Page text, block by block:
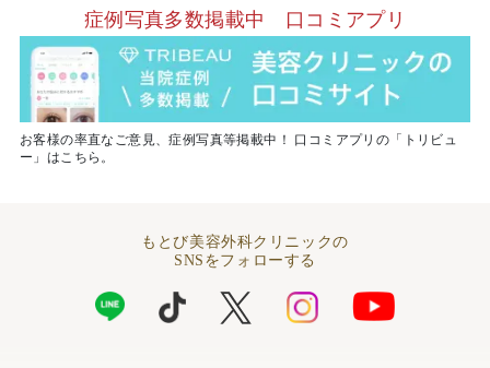
症例写真多数掲載中 口コミアプリ
お客様の率直なご意見、症例写真等掲載中！ 口コミアプリの「トリビュ
ー」はこちら。
もとび美容外科クリニックの
SNSをフォローする